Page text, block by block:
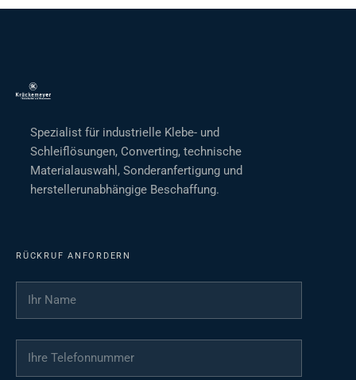
Spezialist für industrielle Klebe- und
Schleiflösungen, Converting, technische
Materialauswahl, Sonderanfertigung und
herstellerunabhängige Beschaffung.
RÜCKRUF ANFORDERN
Ihr Name
Ihre Telefonnummer